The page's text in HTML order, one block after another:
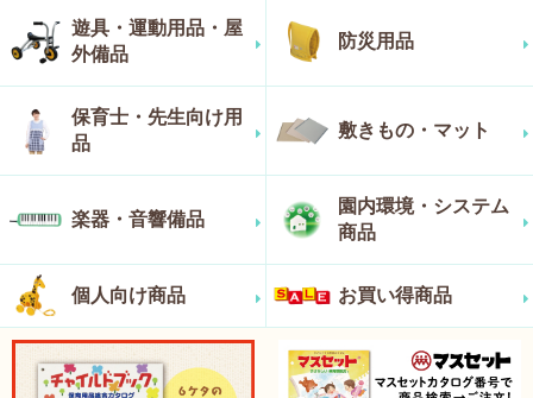
遊具・運動用品・屋
外備品
防災用品
保育士・先生向け用
品
敷きもの・マット
楽器・音響備品
園内環境・システム
商品
個人向け商品 お買い得商品